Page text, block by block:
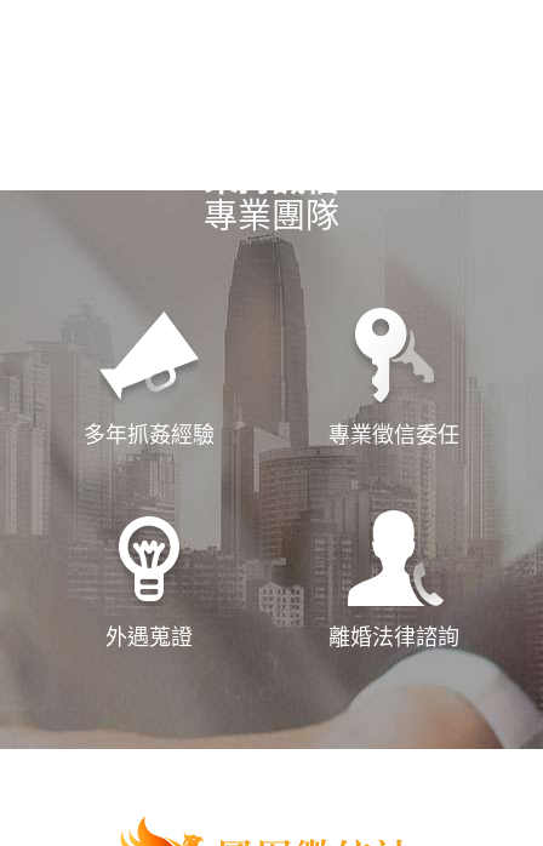
秉持誠信
專業團隊
多年抓姦經驗 專業徵信委任
外遇蒐證 離婚法律諮詢